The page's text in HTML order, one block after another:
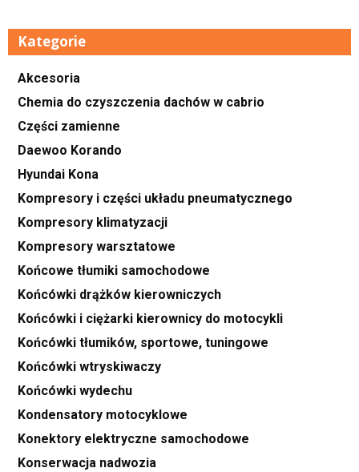
Kategorie
Akcesoria
Chemia do czyszczenia dachów w cabrio
Części zamienne
Daewoo Korando
Hyundai Kona
Kompresory i części układu pneumatycznego
Kompresory klimatyzacji
Kompresory warsztatowe
Końcowe tłumiki samochodowe
Końcówki drążków kierowniczych
Końcówki i ciężarki kierownicy do motocykli
Końcówki tłumików, sportowe, tuningowe
Końcówki wtryskiwaczy
Końcówki wydechu
Kondensatory motocyklowe
Konektory elektryczne samochodowe
Konserwacja nadwozia